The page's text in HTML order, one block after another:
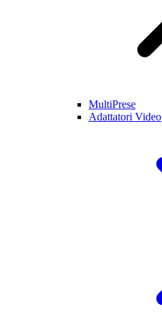
MultiPrese
Adattatori Video